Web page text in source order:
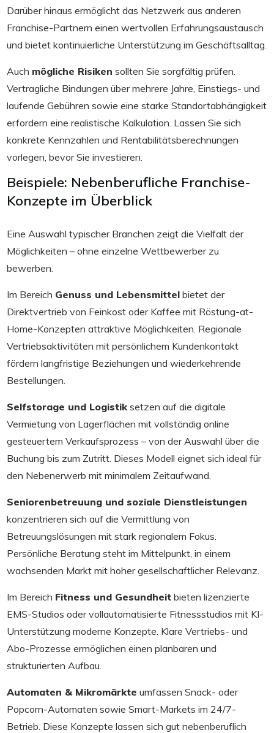
Darüber hinaus ermöglicht das Netzwerk aus anderen
Franchise-Partnern einen wertvollen Erfahrungsaustausch
und bietet kontinuierliche Unterstützung im Geschäftsalltag.
Auch mögliche Risiken sollten Sie sorgfältig prüfen.
Vertragliche Bindungen über mehrere Jahre, Einstiegs- und
laufende Gebühren sowie eine starke Standortabhängigkeit
erfordern eine realistische Kalkulation. Lassen Sie sich
konkrete Kennzahlen und Rentabilitätsberechnungen
vorlegen, bevor Sie investieren.
Beispiele: Nebenberufliche Franchise-
Konzepte im Überblick
Eine Auswahl typischer Branchen zeigt die Vielfalt der
Möglichkeiten – ohne einzelne Wettbewerber zu
bewerben.
Im Bereich Genuss und Lebensmittel bietet der
Direktvertrieb von Feinkost oder Kaffee mit Röstung-at-
Home-Konzepten attraktive Möglichkeiten. Regionale
Vertriebsaktivitäten mit persönlichem Kundenkontakt
fördern langfristige Beziehungen und wiederkehrende
Bestellungen.
Selfstorage und Logistiksetzen auf die digitale
Vermietung von Lagerflächen mit vollständig online
gesteuertem Verkaufsprozess – von der Auswahl über die
Buchung bis zum Zutritt. Dieses Modell eignet sich ideal für
den Nebenerwerb mit minimalem Zeitaufwand.
Seniorenbetreuung und soziale Dienstleistungen
konzentrieren sich auf die Vermittlung von
Betreuungslösungen mit stark regionalem Fokus.
Persönliche Beratung steht im Mittelpunkt, in einem
wachsenden Markt mit hoher gesellschaftlicher Relevanz.
Im Bereich Fitness und Gesundheit bieten lizenzierte
EMS-Studios oder vollautomatisierte Fitnessstudios mit KI-
Unterstützung moderne Konzepte. Klare Vertriebs- und
Abo-Prozesse ermöglichen einen planbaren und
strukturierten Aufbau.
Automaten & Mikromärkte umfassen Snack- oder
Popcorn-Automaten sowie Smart-Markets im 24/7-
Betrieb. Diese Konzepte lassen sich gut nebenberuflich